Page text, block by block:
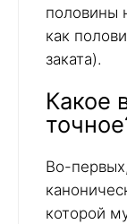
половины
как
заката).
Какое
Во-
которой